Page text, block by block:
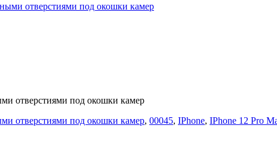
отверстиями под окошки камер
отверстиями под окошки камер, 00045, IPhone, IPhone 12 Pro